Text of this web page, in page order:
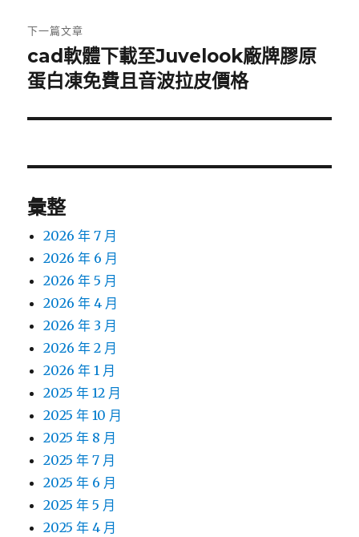
章:
下一篇文章
下
一
文
cad軟體下載至Juvelook廠牌膠原
蛋白凍免費且音波拉皮價格
彙整
2026 年 7 月
2026 年 6 月
2026 年 5 月
2026 年 4 月
2026 年 3 月
2026 年 2 月
2026 年 1 月
2025 年 12 月
2025 年 10 月
2025 年 8 月
2025 年 7 月
2025 年 6 月
2025 年 5 月
2025 年 4 月